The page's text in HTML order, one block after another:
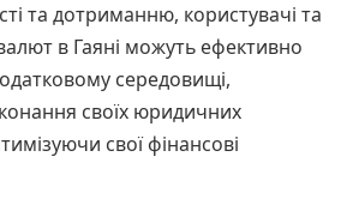
та дотриманню, користувачі та
в Гаяні можуть ефективно
середовищі,
своїх юридичних
свої фінансові